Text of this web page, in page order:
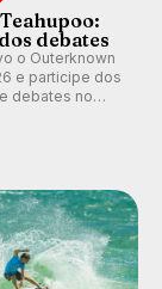
debates
o Outerknown
e participe dos
debates no
as